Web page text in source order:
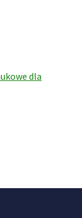
dla